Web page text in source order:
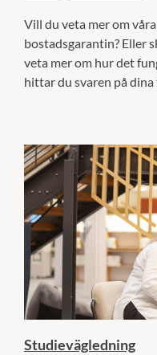
Vill du veta mer om
bostadsgarantin? Eller
veta mer om hur det
hittar du svaren på
Studievägledning